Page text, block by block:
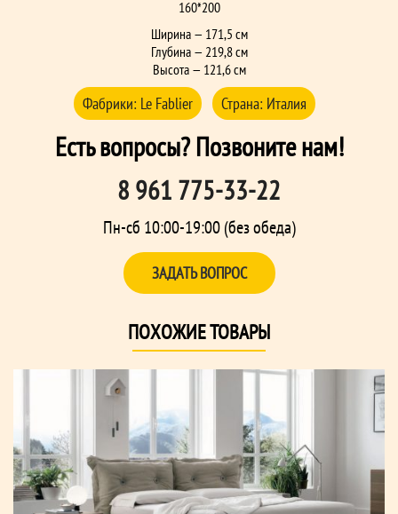
160*200
Ширина — 171,5 см
Глубина — 219,8 см
Высота — 121,6 см
Фабрики: Le Fablier Страна: Италия
Есть вопросы? Позвоните нам!
8 961 775-33-22
Пн-сб 10:00-19:00 (без обеда)
ЗАДАТЬ ВОПРОС
ПОХОЖИЕ ТОВАРЫ